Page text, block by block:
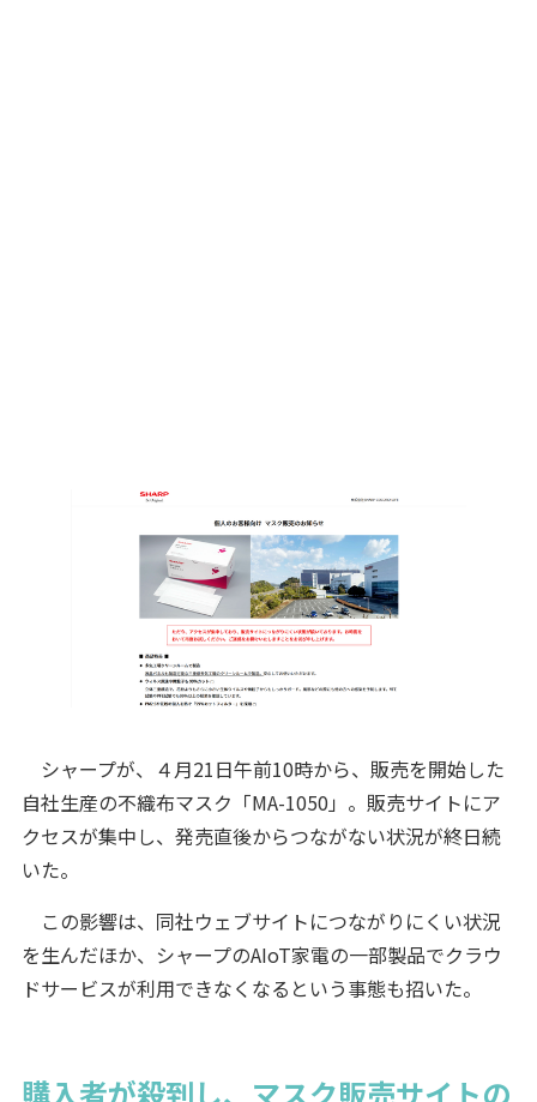
シャープが、４月21日午前10時から、販売を開始した
自社生産の不織布マスク「MA-1050」。販売サイトにア
クセスが集中し、発売直後からつながない状況が終日続
いた。
この影響は、同社ウェブサイトにつながりにくい状況
を生んだほか、シャープのAIoT家電の一部製品でクラウ
ドサービスが利用できなくなるという事態も招いた。
購入者が殺到し、マスク販売サイトの